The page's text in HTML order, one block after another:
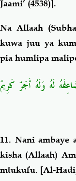
Jaami’ (4538)].
Na Allaah
kuwa juu ya
pia humlipa
لَهُ وَلَهُ أَجْرٌ كَرِيمٌ
11. Nani ambaye
kisha (Allaah)
mtukufu. [Al-